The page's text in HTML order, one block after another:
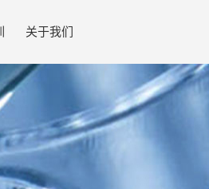
关于我们